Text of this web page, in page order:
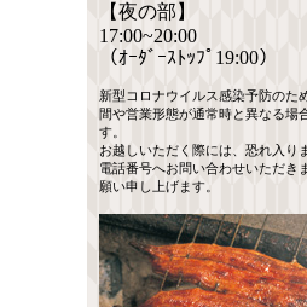
【夜の部】
17:00~20:00
（ｵｰﾀﾞｰｽﾄｯﾌﾟ19:00）
新型コロナウイルス感染予防のた
間や営業形態が通常時と異なる場
す。
お越しいただく際には、恐れ入り
電話番号へお問い合わせいただき
願い申し上げます。